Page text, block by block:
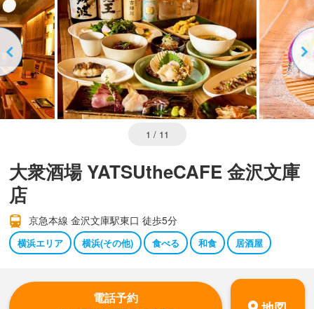
1 / 11
大衆酒場 YATSUtheCAFE 金沢文庫
店
京急本線 金沢文庫駅東口 徒歩5分
横浜エリア 横浜(その他) 食べる 和食 居酒屋
電話予約